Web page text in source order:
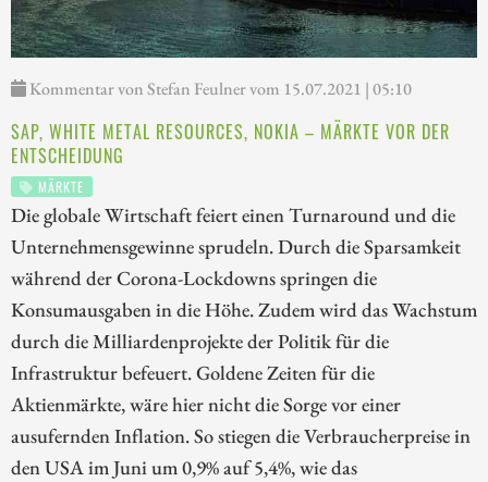
Kommentar von Stefan Feulner vom 15.07.2021 | 05:10
SAP, WHITE METAL RESOURCES, NOKIA – MÄRKTE VOR DER
ENTSCHEIDUNG
MÄRKTE
Die globale Wirtschaft feiert einen Turnaround und die
Unternehmensgewinne sprudeln. Durch die Sparsamkeit
während der Corona-Lockdowns springen die
Konsumausgaben in die Höhe. Zudem wird das Wachstum
durch die Milliardenprojekte der Politik für die
Infrastruktur befeuert. Goldene Zeiten für die
Aktienmärkte, wäre hier nicht die Sorge vor einer
ausufernden Inflation. So stiegen die Verbraucherpreise in
den USA im Juni um 0,9% auf 5,4%, wie das